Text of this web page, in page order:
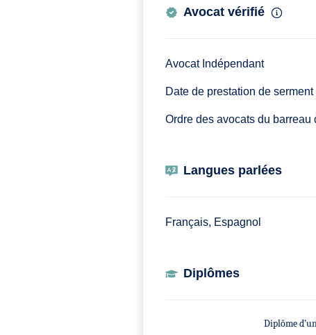
Avocat vérifié
Avocat Indépendant
Date de prestation de serment
Ordre des avocats du barreau
Langues parlées
Français, Espagnol
Diplômes
Diplôme